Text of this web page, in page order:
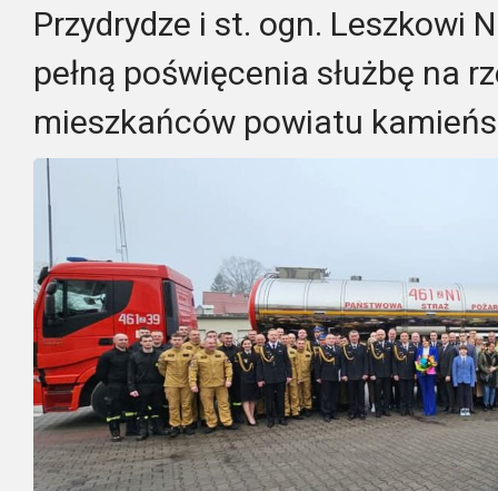
Przydrydze i st. ogn. Leszkowi
pełną poświęcenia służbę na
mieszkańców powiatu